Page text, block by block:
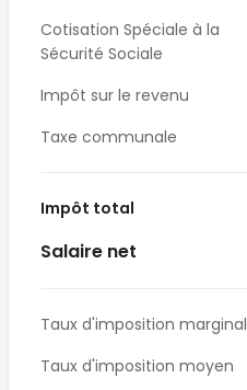
Cotisation Spéciale à la
Sécurité Sociale
Impôt sur le revenu
Taxe communale
Impôt total
Salaire net
Taux d'imposition marginal
Taux d'imposition moyen